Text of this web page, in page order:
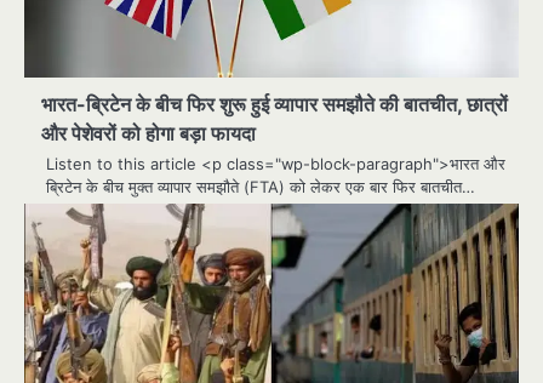
भारत-ब्रिटेन के बीच फिर शुरू हुई व्यापार समझौते की बातचीत, छात्रों
और पेशेवरों को होगा बड़ा फायदा
Listen to this article <p class="wp-block-paragraph">भारत और
ब्रिटेन के बीच मुक्त व्यापार समझौते (FTA) को लेकर एक बार फिर बातचीत…